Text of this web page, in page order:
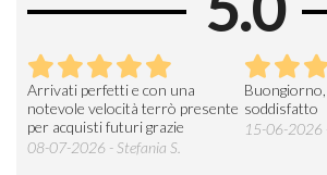
Arrivati perfetti e con una
notevole velocità terrò presente
per acquisti futuri grazie
08-07-2026 - Stefania S.
soddisfatto
15-06-2026